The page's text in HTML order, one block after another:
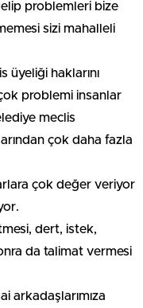
problemleri bize
sizi mahalleli
üyeliği haklarını
problemi insanlar
meclis
çok daha fazla
çok değer veriyor
dert, istek,
da talimat vermesi
arkadaşlarımıza